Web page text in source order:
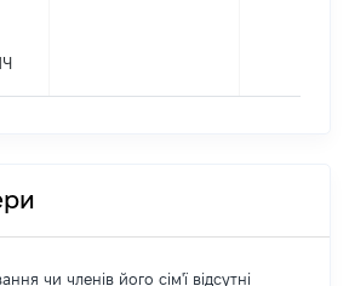
чи членів його сім'ї відсутні